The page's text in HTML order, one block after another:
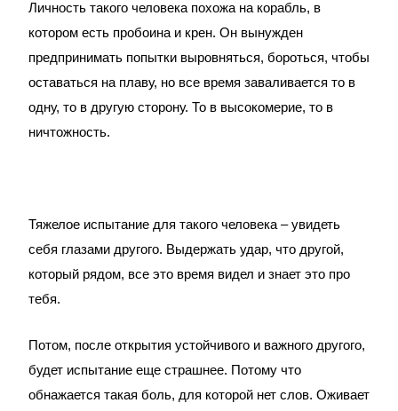
Личность такого человека похожа на корабль, в
котором есть пробоина и крен. Он вынужден
предпринимать попытки выровняться, бороться, чтобы
оставаться на плаву, но все время заваливается то в
одну, то в другую сторону. То в высокомерие, то в
ничтожность.
Тяжелое испытание для такого человека – увидеть
себя глазами другого. Выдержать удар, что другой,
который рядом, все это время видел и знает это про
тебя.
Потом, после открытия устойчивого и важного другого,
будет испытание еще страшнее. Потому что
обнажается такая боль, для которой нет слов. Оживает